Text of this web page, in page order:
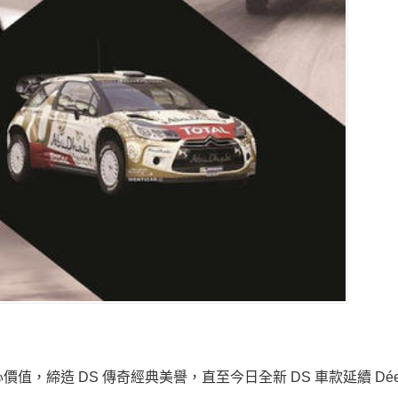
值，締造 DS 傳奇經典美譽，直至今日全新 DS 車款延續